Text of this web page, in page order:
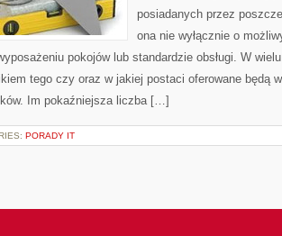
posiadanych przez
ona nie wyłącznie o
pokojów lub standardzie obsługi. W
tego czy oraz w jakiej postaci oferowane będą
Im pokaźniejsza liczba […]
PORADY IT